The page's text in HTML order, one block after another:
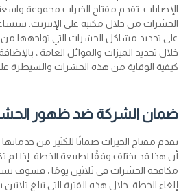
الإصابات. تقدم مفتاح الخيرات مجموعة
الحشرات من خلال مكتبة على الإنترنت.
على تحديد مشاكل الحشرات التي تواجهها
خلال تحديد الميزات والموائل العامة ،
كيفية الوقاية من هذه الحشرات والسيطرة
ضمان الشركة ضد ظهور
تقدم مفتاح الخيرات ضمانًا للكثير من
أن هذا قد يختلف وفقًا لطبيعة الخطة. إذا لم
مكافحة الحشرات في ثلاثين يومًا ، فسوف
إلغاء الخطة. خلال هذه الفترة التي تبلغ